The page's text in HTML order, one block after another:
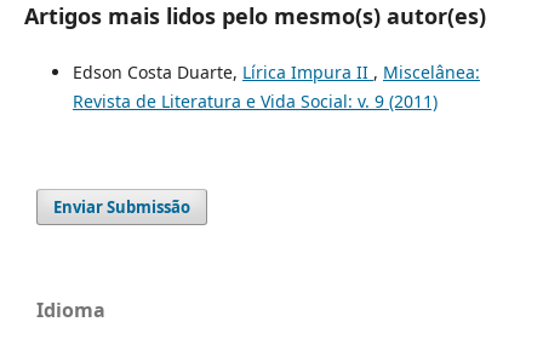
Artigos mais lidos pelo mesmo(s) autor(es)
Edson Costa Duarte, Lírica Impura II , Miscelânea:
Revista de Literatura e Vida Social: v. 9 (2011)
Enviar Submissão
Idioma